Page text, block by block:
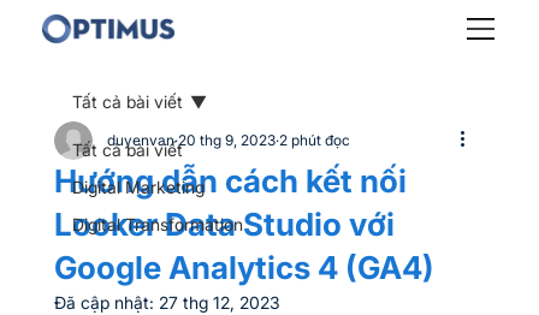
Tất cả bài viết
Digital Marketing
Digital Transformation
Tất cả bài viết
Hướng dẫn cách kết nối
Looker Data Studio với
Google Analytics 4 (GA4)
duyenvan 20 thg 9, 2023 2 phút đọc
Đã cập nhật: 27 thg 12, 2023